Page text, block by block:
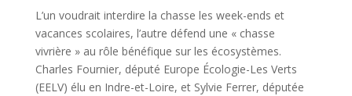
L’un voudrait interdire la chasse les week-ends et
vacances scolaires, l’autre défend une « chasse
vivrière » au rôle bénéfique sur les écosystèmes.
Charles Fournier, député Europe Écologie-Les Verts
(EELV) élu en Indre-et-Loire, et Sylvie Ferrer, députée